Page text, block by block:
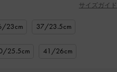
サイズガイド
23cm 37/23.5cm
25.5cm 41/26cm